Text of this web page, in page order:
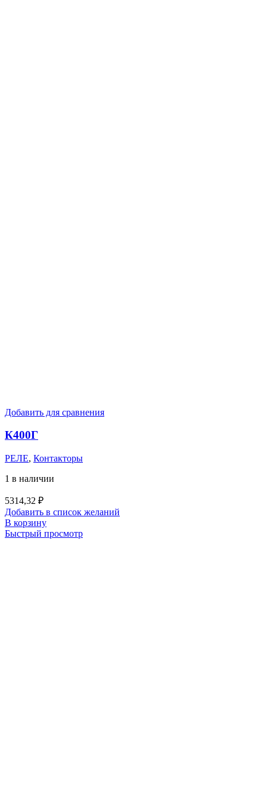
Добавить для сравнения
К400Г
РЕЛЕ, Контакторы
1 в наличии
5314,32 ₽
Добавить в список желаний
В корзину
Быстрый просмотр